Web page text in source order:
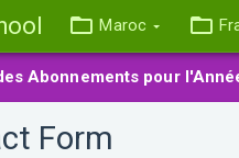
Maroc
Abonnements pour
Form